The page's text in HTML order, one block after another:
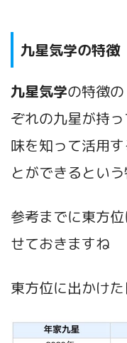
九星気学の特徴
九星気学の特徴の
ぞれの九星が持
味を知って活用
とができるとい
参考までに東方
せておきますね
東方位に出かけ